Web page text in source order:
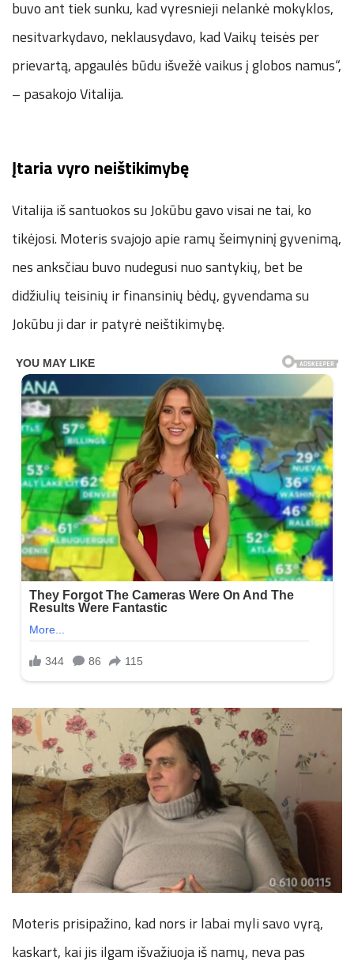
buvo ant tiek sunku, kad vyresnieji nelankė mokyklos,
nesitvarkydavo, neklausydavo, kad Vaikų teisės per
prievartą, apgaulės būdu išvežė vaikus į globos namus“,
– pasakojo Vitalija.
Įtaria vyro neištikimybę
Vitalija iš santuokos su Jokūbu gavo visai ne tai, ko
tikėjosi. Moteris svajojo apie ramų šeimyninį gyvenimą,
nes anksčiau buvo nudegusi nuo santykių, bet be
didžiulių teisinių ir finansinių bėdų, gyvendama su
Jokūbu ji dar ir patyrė neištikimybę.
Moteris prisipažino, kad nors ir labai myli savo vyrą,
kaskart, kai jis ilgam išvažiuoja iš namų, neva pas